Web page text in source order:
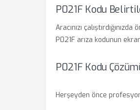
P021F Kodu
Aracınızı
P021F arıza kodunun
P021F Kodu
Herşeyden önce